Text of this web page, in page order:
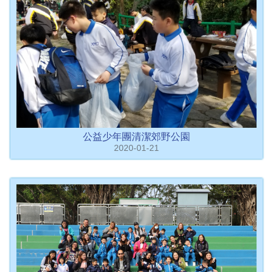
公益少年團清潔郊野公園
2020-01-21